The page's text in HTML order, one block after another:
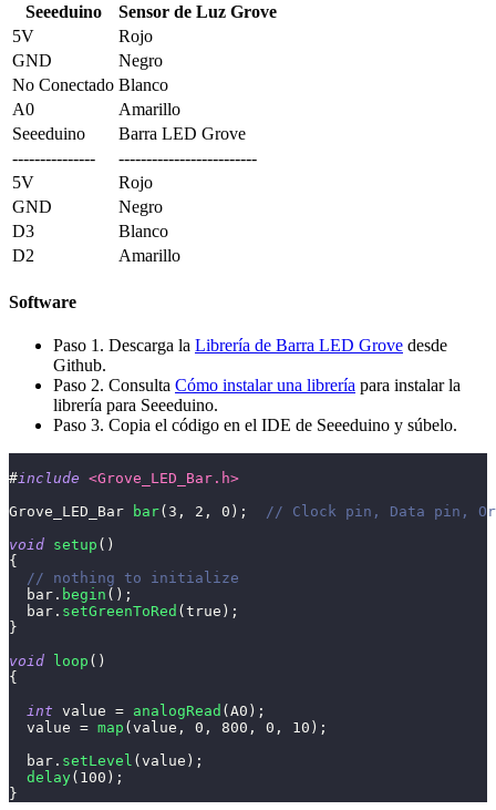
Seeeduino
Sensor de Luz Grove
5V
Rojo
GND
Negro
No Conectado Blanco
A0
Amarillo
Seeeduino
Barra LED Grove
---------------
-------------------------
5V
Rojo
GND
Negro
D3
Blanco
D2
Amarillo
Software
Paso 1. Descarga la Librería de Barra LED Grove desde
Github.
Paso 2. Consulta Cómo instalar una librería para instalar la
librería para Seeeduino.
Paso 3. Copia el código en el IDE de Seeeduino y súbelo.
#include <Grove_LED_Bar.h>
Grove_LED_Bar
bar( 3 , 2 , 0 ) ;
// Clock pin, Data pin,
void setup ( )
{
// nothing to initialize
  bar
. begin ( ) ;
  bar
. setGreenToRed ( true ) ;
}
void
loop ( )
{
int value = analogRead ( A0 ) ;
  value
= map ( value , 0 , 800 , 0 , 10 ) ;
  bar
. setLevel ( value ) ;
delay( 100 ) ;
}